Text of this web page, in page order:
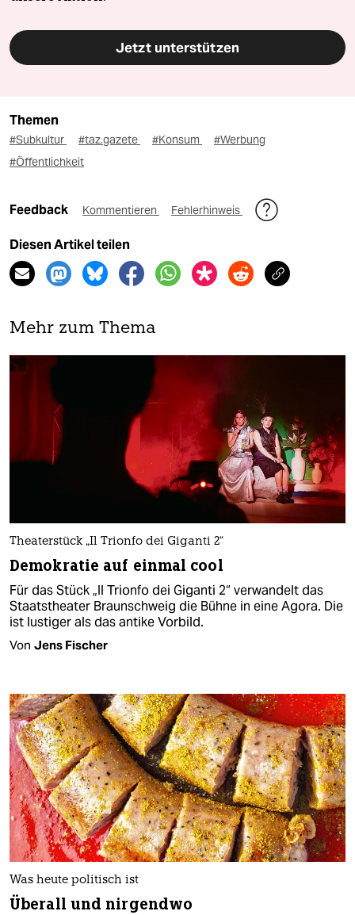
Jetzt unterstützen
Themen
#Subkultur #taz.gazete #Konsum
#Werbung
#Öffentlichkeit
Feedback Kommentieren Fehlerhinweis
Diesen Artikel teilen
Mehr zum Thema
Theaterstück „Il Trionfo dei Giganti 2“
Demokratie auf einmal cool
Für das Stück „Il Trionfo dei Giganti 2“ verwandelt das
Staatstheater Braunschweig die Bühne in eine Agora. Die
ist lustiger als das antike Vorbild.
Von Jens Fischer
Was heute politisch ist
Überall und nirgendwo